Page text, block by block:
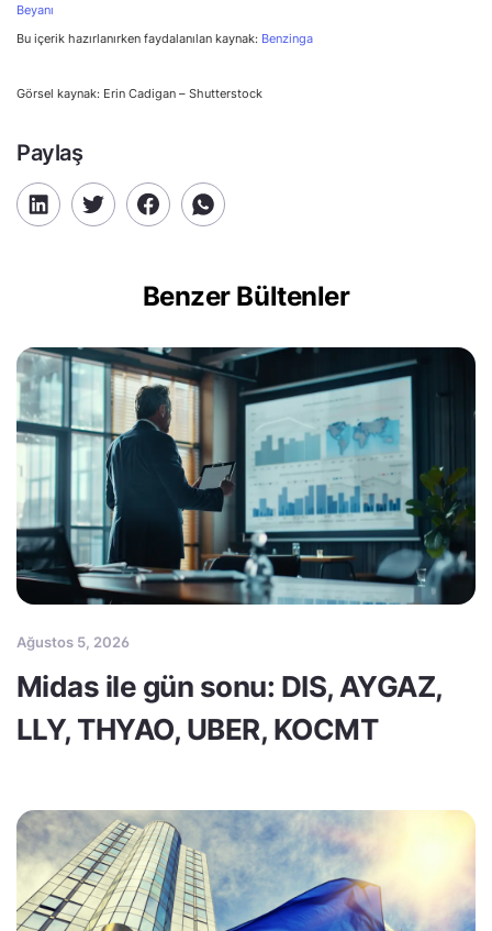
Beyanı
Bu içerik hazırlanırken faydalanılan kaynak: Benzinga
Görsel kaynak: Erin Cadigan – Shutterstock
Paylaş
Benzer Bültenler
Ağustos 5, 2026
Midas ile gün sonu: DIS, AYGAZ,
LLY, THYAO, UBER, KOCMT